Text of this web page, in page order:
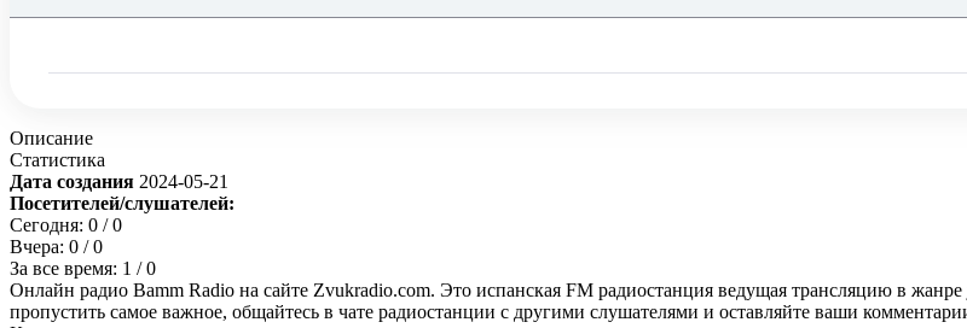
Описание
Статистика
Дата создания 2024-05-21
Посетителей/слушателей:
Сегодня: 0 / 0
Вчера: 0 / 0
За все время: 1 / 0
Онлайн радио Bamm Radio на сайте Zvukradio.com. Это испанская FM радиостанция ведущая трансляцию в
пропустить самое важное, общайтесь в чате радиостанции с другими слушателями и оставляйте ваши